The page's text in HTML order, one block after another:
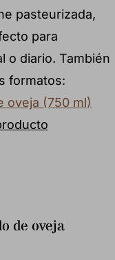
pasteurizada,
para
o diario. También
formatos:
oveja (750 ml)
de oveja